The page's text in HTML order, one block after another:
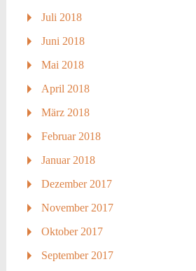
Juli 2018
Juni 2018
Mai 2018
April 2018
März 2018
Februar 2018
Januar 2018
Dezember 2017
November 2017
Oktober 2017
September 2017